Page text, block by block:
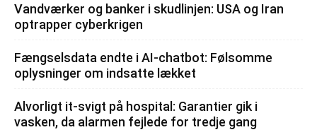
Vandværker og banker i skudlinjen: USA og Iran
optrapper cyberkrigen
Fængselsdata endte i AI-chatbot: Følsomme
oplysninger om indsatte lækket
Alvorligt it-svigt på hospital: Garantier gik i
vasken, da alarmen fejlede for tredje gang